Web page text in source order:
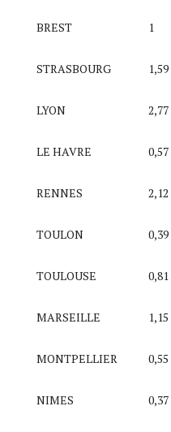
BREST 1
STRASBOURG 1,59
LYON 2,77
LE HAVRE 0,57
RENNES 2,12
TOULON 0,39
TOULOUSE 0,81
MARSEILLE 1,15
MONTPELLIER 0,55
NIMES 0,37